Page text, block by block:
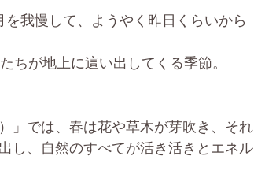
我慢して、ようやく昨日くらいから
ちが地上に這い出してくる季節。
」では、春は花や草木が芽吹き、それ
し、自然のすべてが活き活きとエネル